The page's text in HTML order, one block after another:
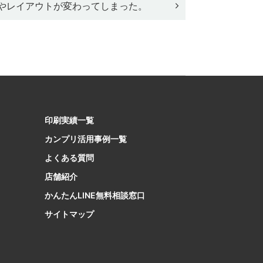
イアウトが変わってしまった。
印刷実績一覧
カンプリ活用事例一覧
よくある質問
店舗紹介
かんたんLINE無料相談窓口
サイトマップ